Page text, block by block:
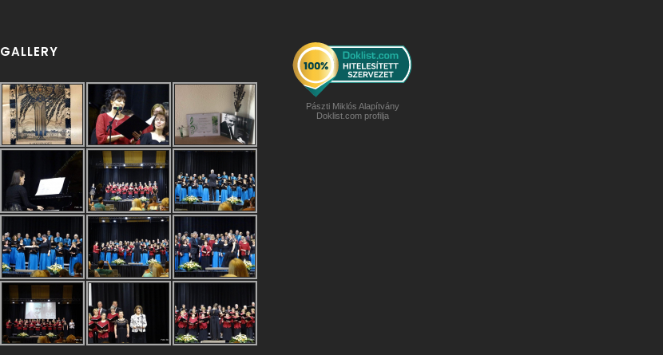
GALLERY
Pászti Miklós Alapítvány
Doklist.com profilja